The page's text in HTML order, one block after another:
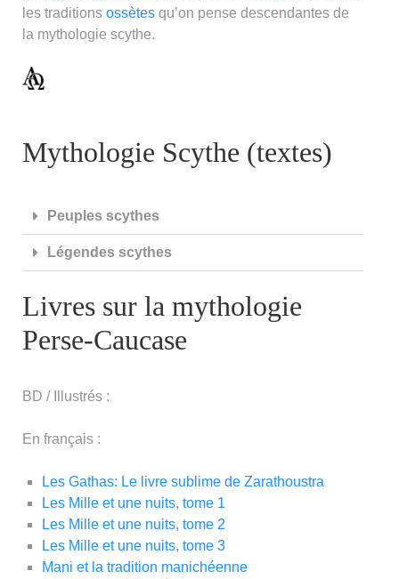
les traditions ossètes qu’on pense descendantes de
la mythologie scythe.
Mythologie Scythe (textes)
Peuples scythes
Légendes scythes
Livres sur la mythologie
Perse-Caucase
BD / Illustrés :
En français :
Les Gathas: Le livre sublime de Zarathoustra
Les Mille et une nuits, tome 1
Les Mille et une nuits, tome 2
Les Mille et une nuits, tome 3
Mani et la tradition manichéenne